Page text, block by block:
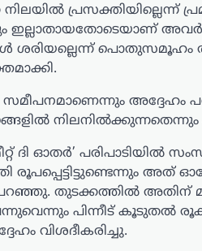
നിലയില്‍
അവര്‍
ശരിയല്ലെന്ന് പൊതുസമൂഹം
സമീപനമാണെന്നും
ദി ഓതര്‍’ പരിപാടിയില്‍
രൂപപ്പെട്ടിട്ടുണ്ടെന്നും
തുടക്കത്തില്‍ അതിന്
പിന്നീട് കൂടുതല്‍
വിശദീകരിച്ചു.